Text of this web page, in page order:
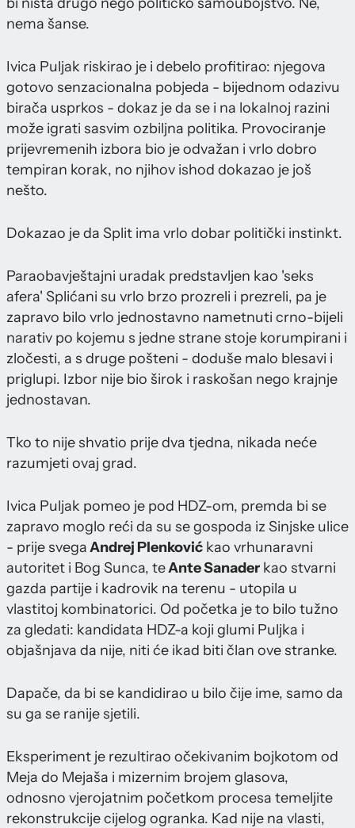
nema šanse.
Ivica Puljak riskirao je i debelo profitirao: njegova
gotovo senzacionalna pobjeda - bijednom odazivu
birača usprkos - dokaz je da se i na lokalnoj razini
može igrati sasvim ozbiljna politika. Provociranje
prijevremenih izbora bio je odvažan i vrlo dobro
tempiran korak, no njihov ishod dokazao je još
nešto.
Dokazao je da Split ima vrlo dobar politički instinkt.
Paraobavještajni uradak predstavljen kao 'seks
afera' Splićani su vrlo brzo prozreli i prezreli, pa je
zapravo bilo vrlo jednostavno nametnuti crno-bijeli
narativ po kojemu s jedne strane stoje korumpirani i
zločesti, a s druge pošteni - doduše malo blesavi i
priglupi. Izbor nije bio širok i raskošan nego krajnje
jednostavan.
Tko to nije shvatio prije dva tjedna, nikada neće
razumjeti ovaj grad.
Ivica Puljak pomeo je pod HDZ-om, premda bi se
zapravo moglo reći da su se gospoda iz Sinjske ulice
- prije svegaAndrej Plenković kao vrhunaravni
autoritet i Bog Sunca, teAnte Sanader kao stvarni
gazda partije i kadrovik na terenu - utopila u
vlastitoj kombinatorici. Od početka je to bilo tužno
za gledati: kandidata HDZ-a koji glumi Puljka i
objašnjava da nije, niti će ikad biti član ove stranke.
Dapače, da bi se kandidirao u bilo čije ime, samo da
su ga se ranije sjetili.
Eksperiment je rezultirao očekivanim bojkotom od
Meja do Mejaša i mizernim brojem glasova,
odnosno vjerojatnim početkom procesa temeljite
rekonstrukcije cijelog ogranka. Kad nije na vlasti,